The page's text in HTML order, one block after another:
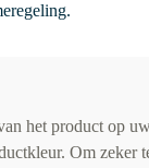
het product op
Om zeker